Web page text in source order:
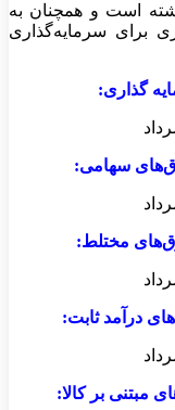
است و همچنان به
برای سرمایه‌گذاری
گذاری:
سهامی:
مختلط:
درآمد ثابت:
مبتنی بر کالا: